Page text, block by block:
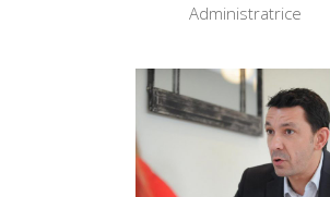
Administratrice